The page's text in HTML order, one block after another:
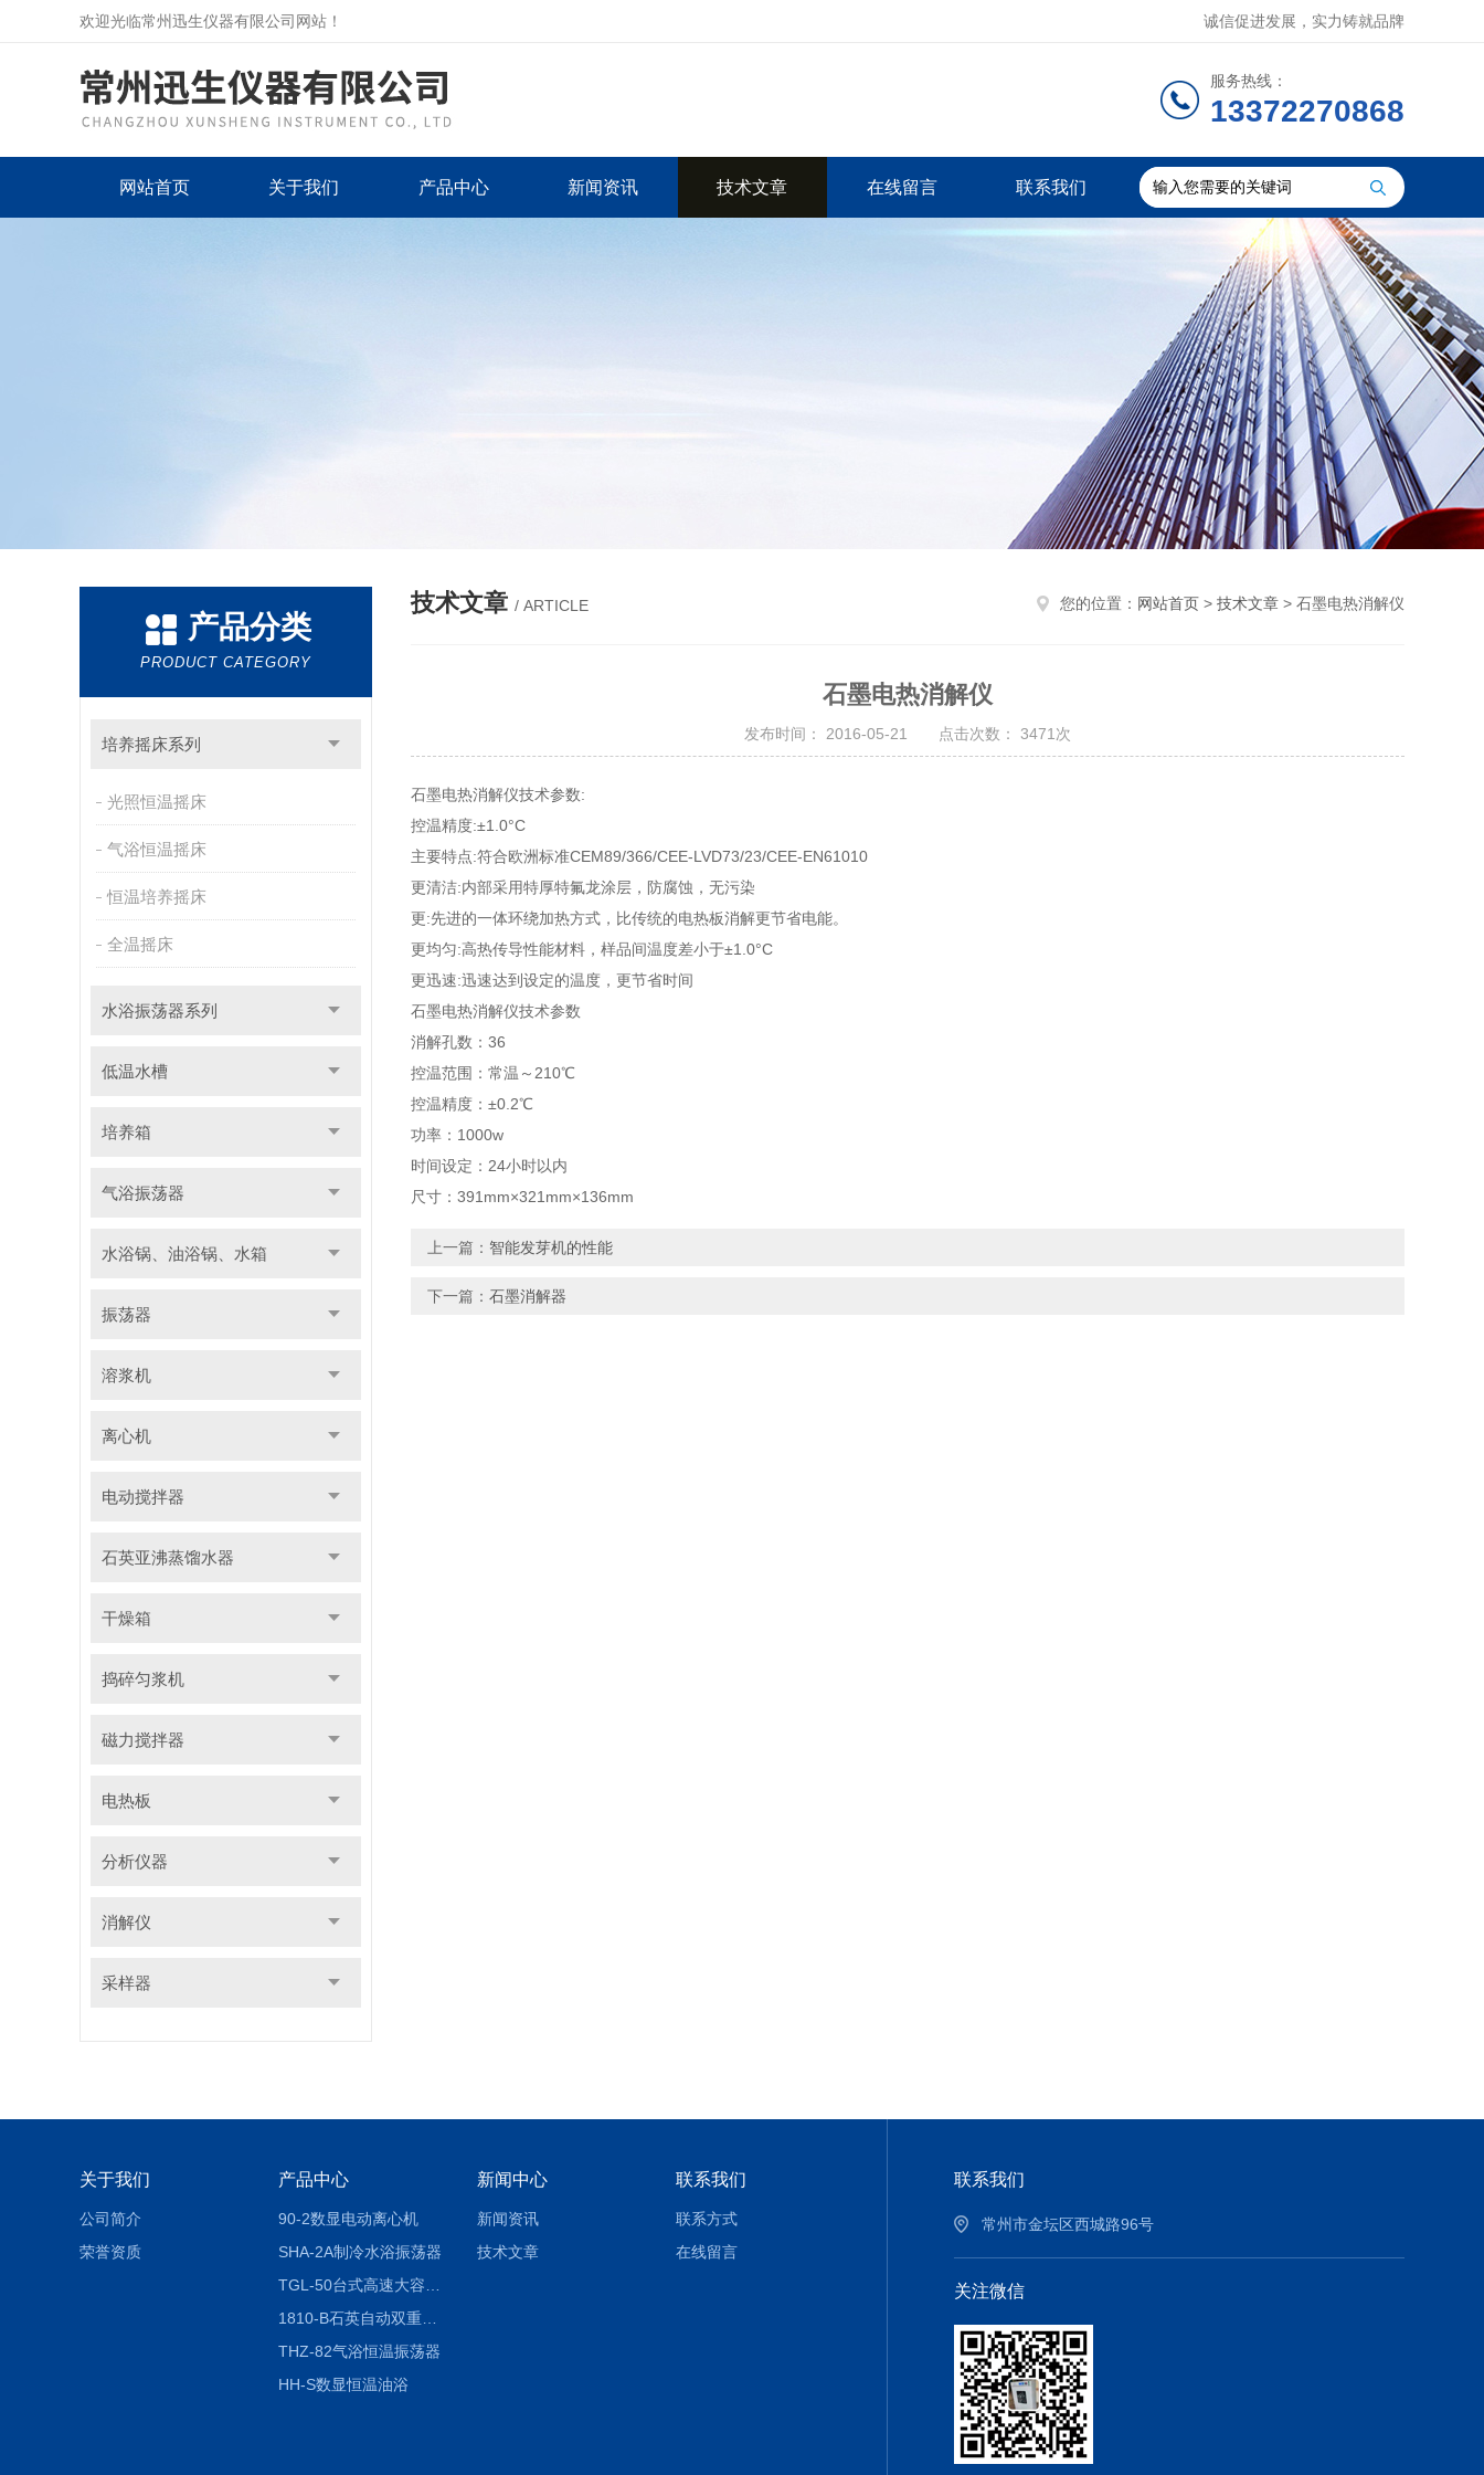
欢迎光临常州迅生仪器有限公司网站！ 诚信促进发展，实力铸就品牌
服务热线：
13372270868
网站首页 关于我们 产品中心 新闻资讯 技术文章 在线留言 联系我们
产品分类
PRODUCT CATEGORY
培养摇床系列
光照恒温摇床
气浴恒温摇床
恒温培养摇床
全温摇床
水浴振荡器系列
低温水槽
培养箱
气浴振荡器
水浴锅、油浴锅、水箱
振荡器
溶浆机
离心机
电动搅拌器
石英亚沸蒸馏水器
干燥箱
捣碎匀浆机
磁力搅拌器
电热板
分析仪器
消解仪
采样器
技术文章 / ARTICLE 您的位置： 网站首页 > 技术文章 > 石墨电热消解仪
石墨电热消解仪
发布时间： 2016-05-21 点击次数： 3471次
石墨电热消解仪技术参数:
控温精度:±1.0°C
主要特点:符合欧洲标准CEM89/366/CEE-LVD73/23/CEE-EN61010
更清洁:内部采用特厚特氟龙涂层，防腐蚀，无污染
更:先进的一体环绕加热方式，比传统的电热板消解更节省电能。
更均匀:高热传导性能材料，样品间温度差小于±1.0°C
更迅速:迅速达到设定的温度，更节省时间
石墨电热消解仪技术参数
消解孔数：36
控温范围：常温～210℃
控温精度：±0.2℃
功率：1000w
时间设定：24小时以内
尺寸：391mm×321mm×136mm
上一篇： 智能发芽机的性能
下一篇： 石墨消解器
关于我们
公司简介
荣誉资质
产品中心
90-2数显电动离心机
SHA-2A制冷水浴振荡器
1810-B石英自动双重纯水蒸馏水器
THZ-82气浴恒温振荡器
HH-S数显恒温油浴
新闻中心
新闻资讯
技术文章
联系我们
联系方式
在线留言
联系我们
常州市金坛区西城路96号
关注微信